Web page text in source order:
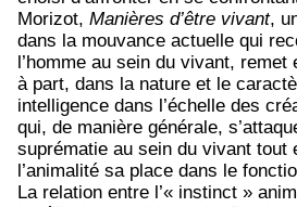
Morizot, Manières d’être vivant,
dans la mouvance actuelle qui
l’homme au sein du vivant,
à part, dans la nature et le
intelligence dans l’échelle des
qui, de manière générale,
suprématie au sein du vivant tout
l’animalité sa place dans le
La relation entre l’« instinct »